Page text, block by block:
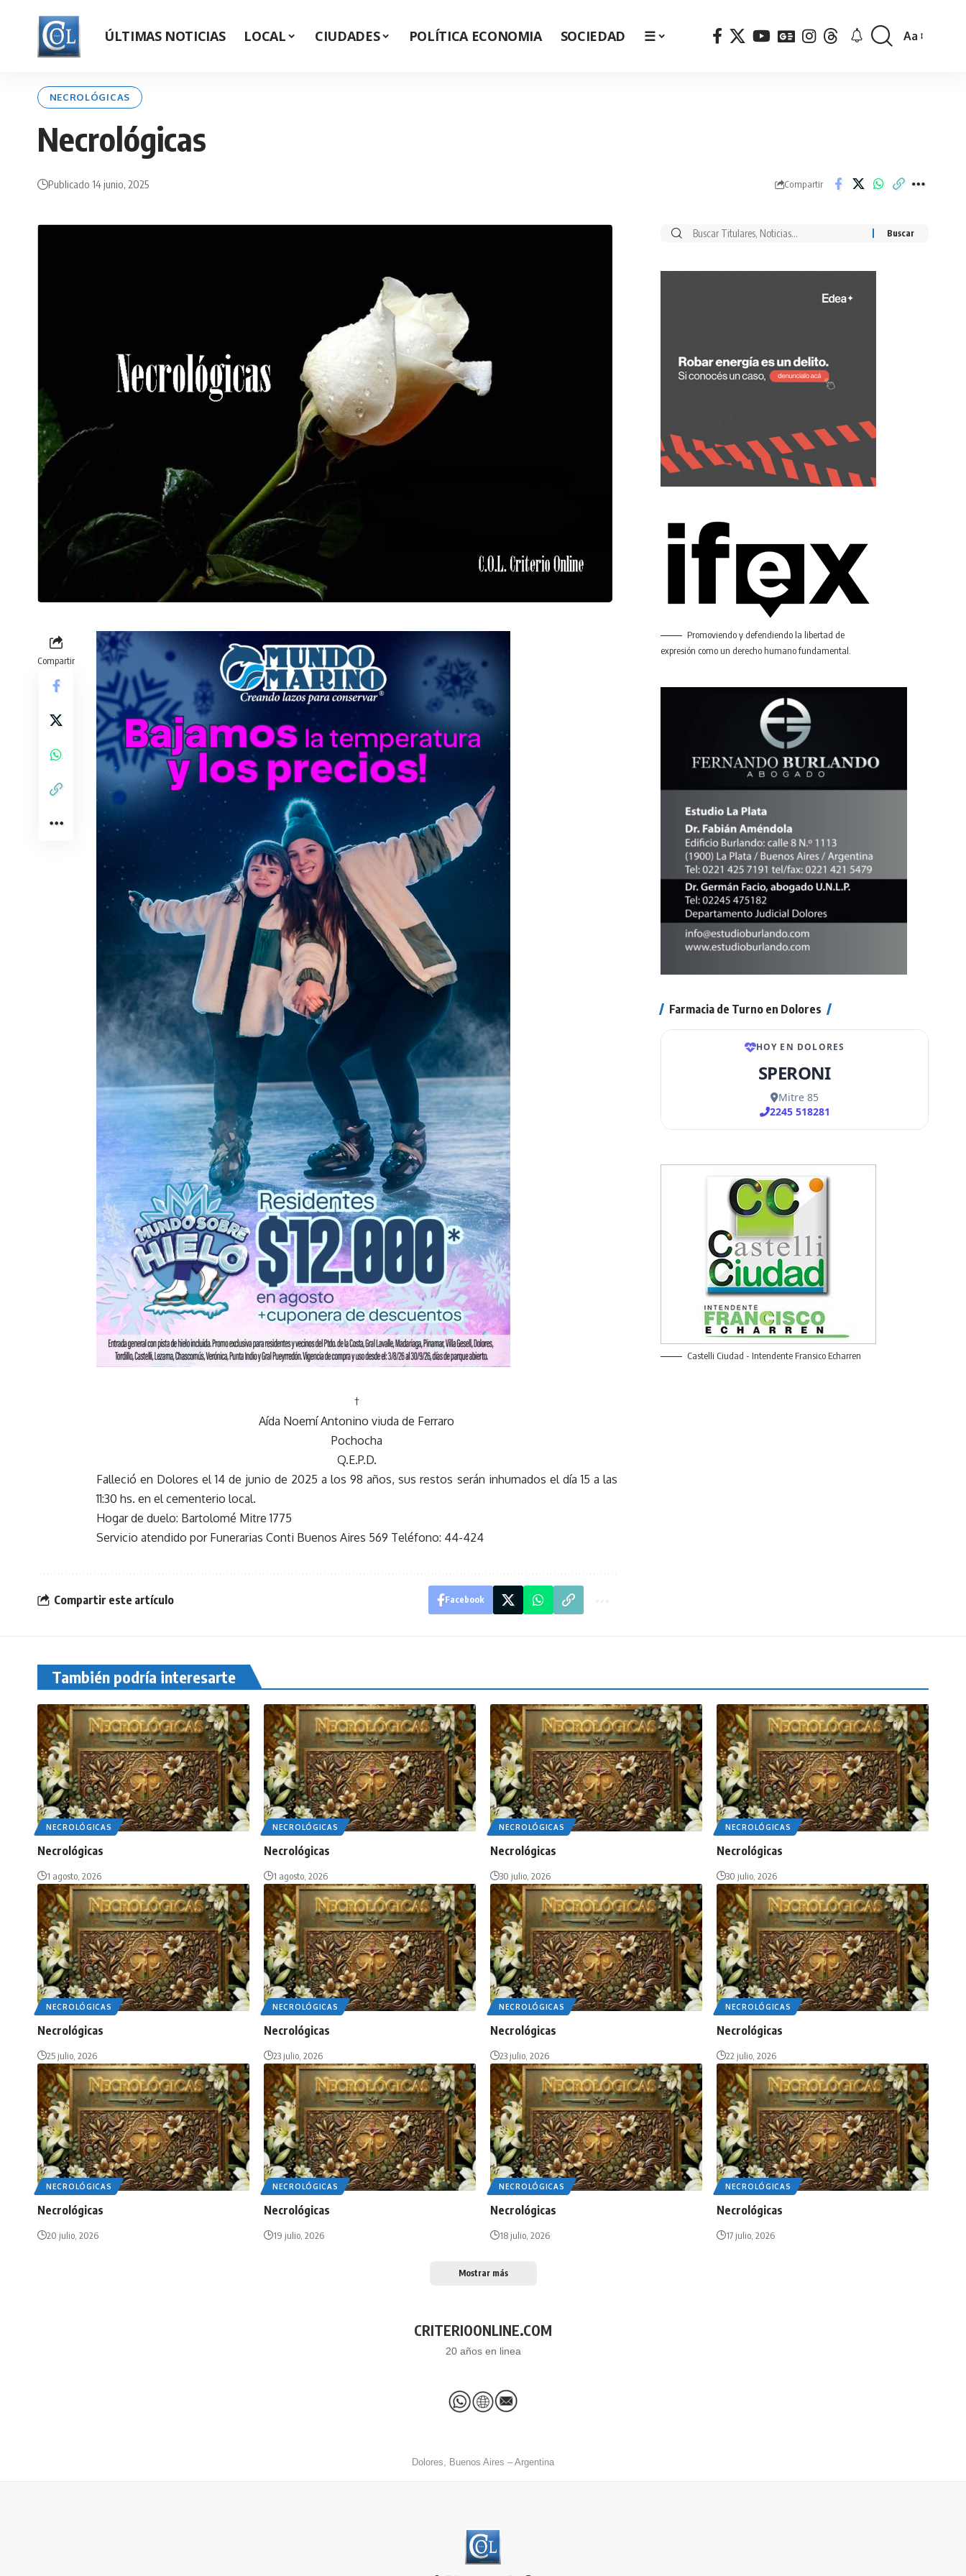
ÚLTIMAS NOTICIAS LOCAL CIUDADES POLÍTICA ECONOMIA SOCIEDAD ☰
Font
Aa
NECROLÓGICAS
Necrológicas
Publicado 14 junio, 2025 Compartir
Compartir
†
Aída Noemí Antonino viuda de Ferraro
Pochocha
Q.E.P.D.
Falleció en Dolores el 14 de junio de 2025 a los 98 años, sus restos serán inhumados el día 15 a las
11:30 hs. en el cementerio local.
Hogar de duelo: Bartolomé Mitre 1775
Servicio atendido por Funerarias Conti Buenos Aires 569 Teléfono: 44-424
Compartir este artículo Facebook
Buscar
Promoviendo y defendiendo la libertad de
expresión como un derecho humano fundamental.
Farmacia de Turno en Dolores
Castelli Ciudad - Intendente Fransico Echarren
También podría interesarte
NECROLÓGICAS
Necrológicas
1 agosto, 2026
NECROLÓGICAS
Necrológicas
1 agosto, 2026
NECROLÓGICAS
Necrológicas
30 julio, 2026
NECROLÓGICAS
Necrológicas
30 julio, 2026
NECROLÓGICAS
Necrológicas
25 julio, 2026
NECROLÓGICAS
Necrológicas
23 julio, 2026
NECROLÓGICAS
Necrológicas
23 julio, 2026
NECROLÓGICAS
Necrológicas
22 julio, 2026
NECROLÓGICAS
Necrológicas
20 julio, 2026
NECROLÓGICAS
Necrológicas
19 julio, 2026
NECROLÓGICAS
Necrológicas
18 julio, 2026
NECROLÓGICAS
Necrológicas
17 julio, 2026
Mostrar más
CRITERIOONLINE.COM
20 años en linea
Dolores, Buenos Aires – Argentina